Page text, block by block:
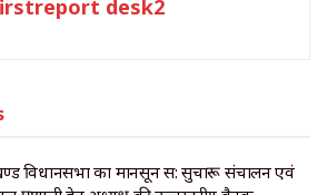
desk2
विधानसभा का मानसून सत्र: सुचारू संचालन एवं